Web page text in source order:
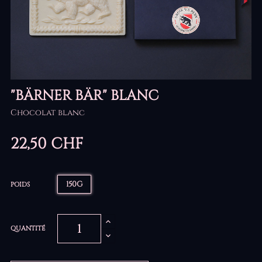
"BÄRNER BÄR" BLANC
Chocolat blanc
22,50 CHF
POIDS 150G
QUANTITÉ